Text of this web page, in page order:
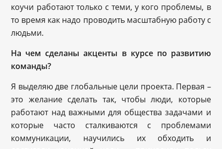
коучи работают только с теми, у кого проблемы, в
то время как надо проводить масштабную работу с
людьми.
На чем сделаны акценты в курсе по развитию
команды?
Я выделяю две глобальные цели проекта. Первая –
это желание сделать так, чтобы люди, которые
работают над важными для общества задачами и
которые часто сталкиваются с проблемами
коммуникации, научились их обходить и